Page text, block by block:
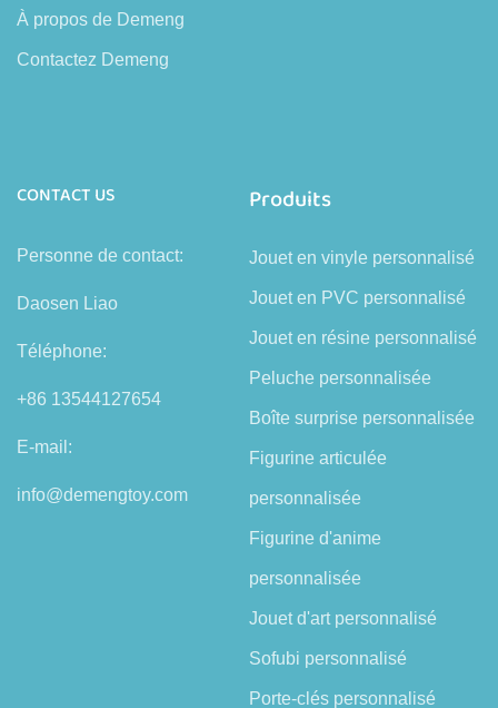
À propos de Demeng
Contactez Demeng
CONTACT US
Personne de contact:
Daosen Liao
Téléphone:
+86 13544127654
E-mail:
info@demengtoy.com
Produits
Jouet en vinyle personnalisé
Jouet en PVC personnalisé
Jouet en résine personnalisé
Peluche personnalisée
Boîte surprise personnalisée
Figurine articulée
personnalisée
Figurine d'anime
personnalisée
Jouet d'art personnalisé
Sofubi personnalisé
Porte-clés personnalisé